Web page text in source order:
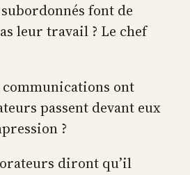
font de
leur travail ? Le chef
communications ont
passent devant eux
?
diront qu’il